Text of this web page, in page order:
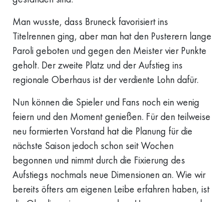
Man wusste, dass Bruneck favorisiert ins
Titelrennen ging, aber man hat den Pusterern lange
Paroli geboten und gegen den Meister vier Punkte
geholt. Der zweite Platz und der Aufstieg ins
regionale Oberhaus ist der verdiente Lohn dafür.
Nun können die Spieler und Fans noch ein wenig
feiern und den Moment genießen. Für den teilweise
neu formierten Vorstand hat die Planung für die
nächste Saison jedoch schon seit Wochen
begonnen und nimmt durch die Fixierung des
Aufstiegs nochmals neue Dimensionen an. Wie wir
bereits öfters am eigenen Leibe erfahren haben, ist